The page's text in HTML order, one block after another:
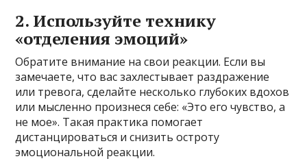
2. Используйте технику
«отделения эмоций»
Обратите внимание на свои реакции. Если вы
замечаете, что вас захлестывает раздражение
или тревога, сделайте несколько глубоких вдохов
или мысленно произнеся себе: «Это его чувство, а
не мое». Такая практика помогает
дистанцироваться и снизить остроту
эмоциональной реакции.